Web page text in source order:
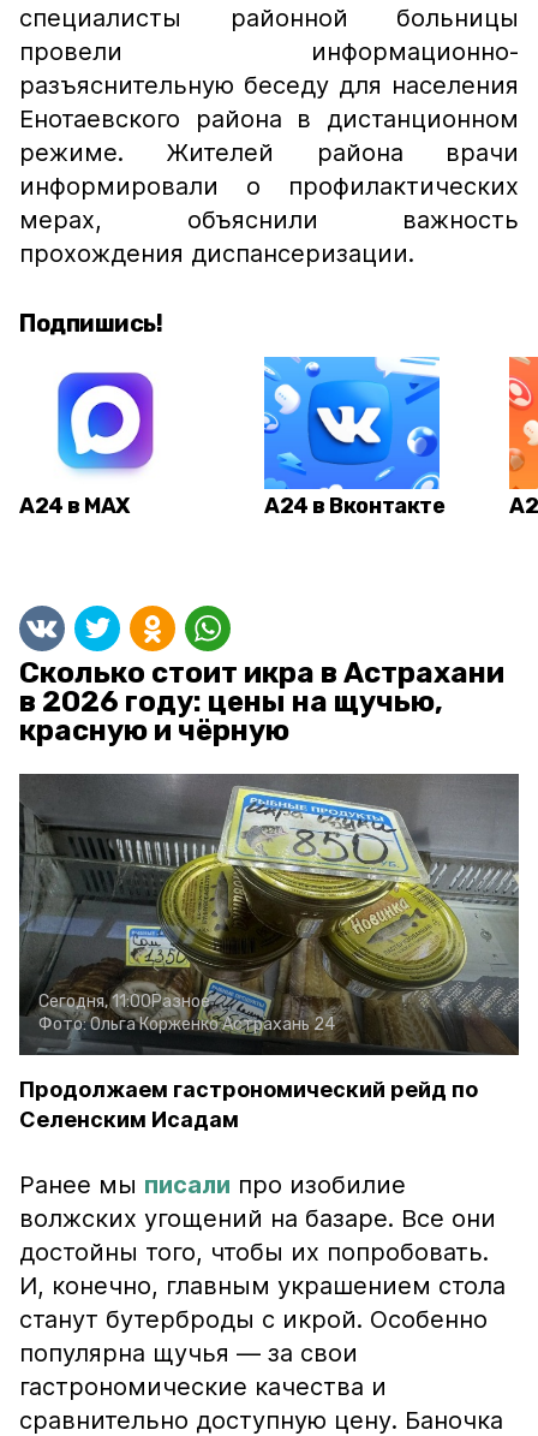
специалисты районной больницы
провели информационно-
разъяснительную беседу для населения
Енотаевского района в дистанционном
режиме. Жителей района врачи
информировали о профилактических
мерах, объяснили важность
прохождения диспансеризации.
Подпишись!
А24 в MAX А24 в Вконтакте
Сколько стоит икра в Астрахани
в 2026 году: цены на щучью,
красную и чёрную
Сегодня, 11:00Разное
Фото:Ольга КорженкоАстрахань 24
Продолжаем гастрономический рейд по
Селенским Исадам
Ранее мы писали про изобилие
волжских угощений на базаре. Все они
достойны того, чтобы их попробовать.
И, конечно, главным украшением стола
станут бутерброды с икрой. Особенно
популярна щучья — за свои
гастрономические качества и
сравнительно доступную цену. Баночка